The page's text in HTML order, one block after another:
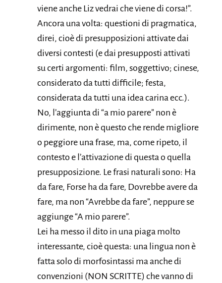
viene anche Liz vedrai che viene di corsa!”.
Ancora una volta: questioni di pragmatica,
direi, cioè di presupposizioni attivate dai
diversi contesti (e dai presupposti attivati
su certi argomenti: film, soggettivo; cinese,
considerato da tutti difficile; festa,
considerata da tutti una idea carina ecc.).
No, l’aggiunta di “a mio parere” non è
dirimente, non è questo che rende migliore
o peggiore una frase, ma, come ripeto, il
contesto e l’attivazione di questa o quella
presupposizione. Le frasi naturali sono: Ha
da fare, Forse ha da fare, Dovrebbe avere da
fare, ma non “Avrebbe da fare”, neppure se
aggiunge “A mio parere”.
Lei ha messo il dito in una piaga molto
interessante, cioè questa: una lingua non è
fatta solo di morfosintassi ma anche di
convenzioni (NON SCRITTE) che vanno di